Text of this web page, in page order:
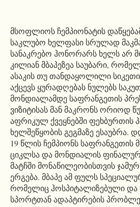
მსოფლიოს ჩემპიონატის
საკლუბო ხელფასი სრულად
სანაკრებო ჰონორარს ხელს არ
კილიან მბაპეზეა საუბარი,
ასაკის თუ თანდაყოლილი
აქცევს ყურადღებას ნულებს
მონდიალამდე საფრანგეთის
ვიზიტისას მან მაკრონს ორიოდ
აფრიკულ ქვეყნებში ფეხბურთის
ხელშეწყობის გეგმაზე ესაუბრა.
19 წლის ჩემპიონს საფრანგეთის
ციკლსა და მონდიალის ფინალურ
მატჩში მონაწილეობისთვის
ერგება. მბაპე ამ ფულს
რომელიც ჰოსპიტალიზებული და
სპორტთან ადაპტირების